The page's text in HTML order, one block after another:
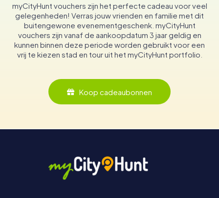
myCityHunt vouchers zijn het perfecte cadeau voor veel
gelegenheden! Verras jouw vrienden en familie met dit
buitengewone evenementgeschenk. myCityHunt
vouchers zijn vanaf de aankoopdatum 3 jaar geldig en
kunnen binnen deze periode worden gebruikt voor een
vrij te kiezen stad en tour uit het myCityHunt portfolio.
Koop cadeaubonnen